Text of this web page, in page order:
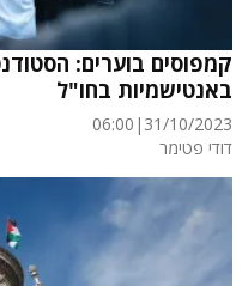
קמפוסים בוערים:
באנטישמיות בחו"ל
31/10/2023
|
06:00
דודי פטימר